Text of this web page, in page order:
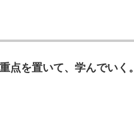
点を置いて、学んでいく。